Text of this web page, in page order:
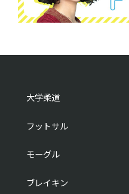
大学柔道
フットサル
モーグル
ブレイキン